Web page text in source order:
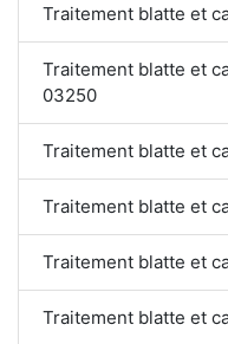
Traitement blatte et
Traitement blatte et
03250
Traitement blatte et
Traitement blatte et
Traitement blatte et
Traitement blatte et